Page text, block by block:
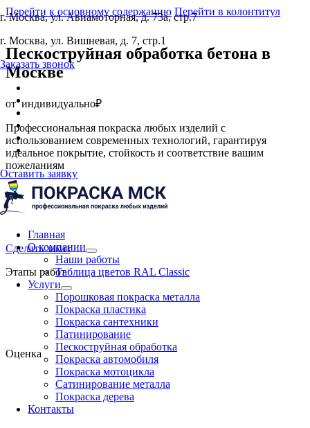
Перейти к основному содержанию Перейти в колонтитул
г. Москва, ул. Авиамоторная, д. 73а, стр.7
г. Москва, ул. Вишневая, д. 7, стр.1
Заказать звонок
Оставить заявку
Главная
О компании
Наши работы
Таблица цветов RAL Classic
Услуги
Порошковая покраска металла
Покраска пластика
Покраска сантехники
Патинирование
Пескоструйная обработка
Покраска автомобиля
Покраска мотоцикла
Сатинирование металла
Покраска дерева
Контакты
Пескоструйная обработка бетона в
Москве
от индивидуально₽
Профессиональная покраска любых изделий с
использованием современных технологий, гарантируя
идеальное покрытие, стойкость и соответствие вашим
пожеланиям
Сделать заказ
Этапы работ
Оценка